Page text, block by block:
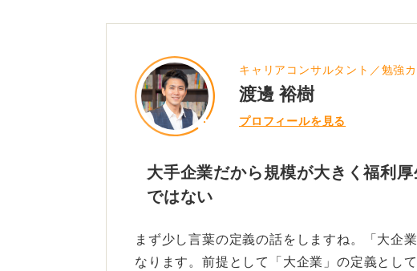
キャリアコンサルタント／勉強
渡邊 裕樹
プロフィールを見る
大手企業だから規模が大きく福利
ではない
まず少し言葉の定義の話をしますね。「大企
なります。前提として「大企業」の定義とし